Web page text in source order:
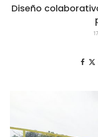
Diseño